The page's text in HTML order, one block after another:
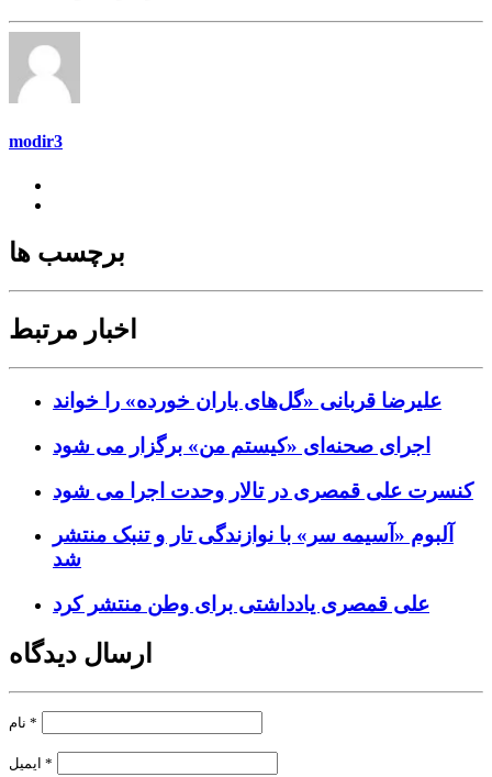
modir3
برچسب ها
اخبار مرتبط
علیرضا قربانی «گل‌های باران خورده» را خواند
اجرای صحنه‌ای «کیستم من» برگزار می شود
کنسرت علی قمصری در تالار وحدت اجرا می شود
آلبوم «آسیمه سر» با نوازندگی تار و تنبک منتشر
شد
علی قمصری یادداشتی برای وطن منتشر کرد
ارسال دیدگاه
*
*